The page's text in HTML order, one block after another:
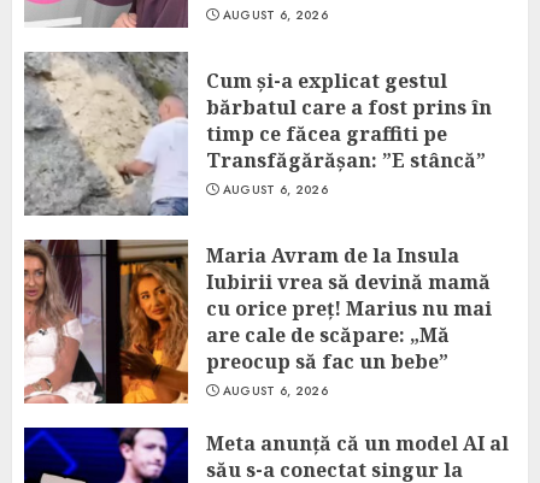
AUGUST 6, 2026
Cum și-a explicat gestul
bărbatul care a fost prins în
timp ce făcea graffiti pe
Transfăgărășan: ”E stâncă”
AUGUST 6, 2026
Maria Avram de la Insula
Iubirii vrea să devină mamă
cu orice preț! Marius nu mai
are cale de scăpare: „Mă
preocup să fac un bebe”
AUGUST 6, 2026
Meta anunță că un model AI al
său s-a conectat singur la